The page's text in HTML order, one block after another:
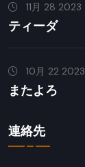
11月 28 2023
ティーダ
10月 22 2023
またよろ
連絡先